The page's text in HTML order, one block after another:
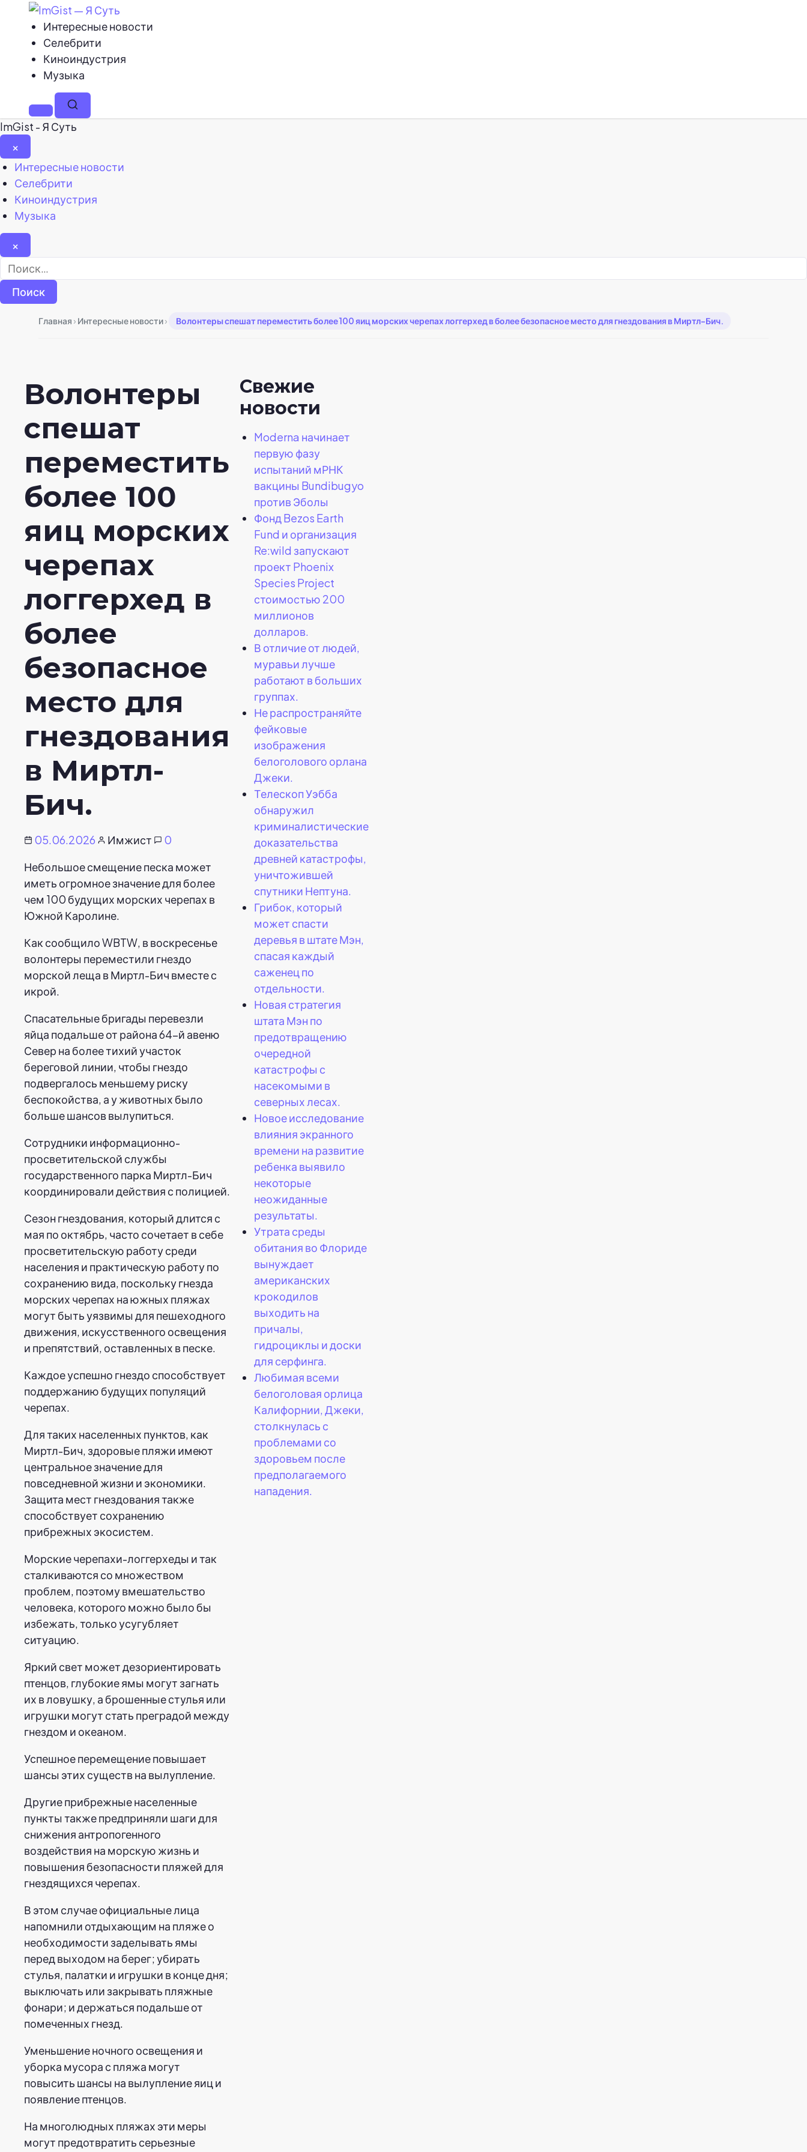
Интересные новости
Селебрити
Киноиндустрия
Музыка
МенюПоиск
ImGist - Я Суть
×
Закрыть
меню
Интересные новости
Селебрити
Киноиндустрия
Музыка
×
Найти:
Главная › Интересные новости› Волонтеры спешат переместить более 100 яиц морских черепах логгерхед в более безопасное место для гнездования в Миртл-Бич.
Волонтеры
спешат
переместить
более 100
яиц морских
черепах
логгерхед в
более
безопасное
место для
гнездования
в Миртл-
Бич.
05.06.2026 Имжист
0
Небольшое смещение песка может
иметь огромное значение для более
чем 100 будущих морских черепах в
Южной Каролине.
Как сообщило WBTW, в воскресенье
волонтеры переместили гнездо
морской леща в Миртл-Бич вместе с
икрой.
Спасательные бригады перевезли
яйца подальше от района 64-й авеню
Север на более тихий участок
береговой линии, чтобы гнездо
подвергалось меньшему риску
беспокойства, а у животных было
больше шансов вылупиться.
Сотрудники информационно-
просветительской службы
государственного парка Миртл-Бич
координировали действия с полицией.
Сезон гнездования, который длится с
мая по октябрь, часто сочетает в себе
просветительскую работу среди
населения и практическую работу по
сохранению вида, поскольку гнезда
морских черепах на южных пляжах
могут быть уязвимы для пешеходного
движения, искусственного освещения
и препятствий, оставленных в песке.
Каждое успешно гнездо способствует
поддержанию будущих популяций
черепах.
Для таких населенных пунктов, как
Миртл-Бич, здоровые пляжи имеют
центральное значение для
повседневной жизни и экономики.
Защита мест гнездования также
способствует сохранению
прибрежных экосистем.
Морские черепахи-логгерхеды и так
сталкиваются со множеством
проблем, поэтому вмешательство
человека, которого можно было бы
избежать, только усугубляет
ситуацию.
Яркий свет может дезориентировать
птенцов, глубокие ямы могут загнать
их в ловушку, а брошенные стулья или
игрушки могут стать преградой между
гнездом и океаном.
Успешное перемещение повышает
шансы этих существ на вылупление.
Другие прибрежные населенные
пункты также предприняли шаги для
снижения антропогенного
воздействия на морскую жизнь и
повышения безопасности пляжей для
гнездящихся черепах.
В этом случае официальные лица
напомнили отдыхающим на пляже о
необходимости заделывать ямы
перед выходом на берег; убирать
стулья, палатки и игрушки в конце дня;
выключать или закрывать пляжные
фонари; и держаться подальше от
помеченных гнезд.
Уменьшение ночного освещения и
уборка мусора с пляжа могут
повысить шансы на вылупление яиц и
появление птенцов.
На многолюдных пляжах эти меры
могут предотвратить серьезные
Свежие
новости
Moderna начинает
первую фазу
испытаний мРНК
вакцины Bundibugyo
против Эболы
Фонд Bezos Earth
Fund и организация
Re:wild запускают
проект Phoenix
Species Project
стоимостью 200
миллионов
долларов.
В отличие от людей,
муравьи лучше
работают в больших
группах.
Не распространяйте
фейковые
изображения
белоголового орлана
Джеки.
Телескоп Уэбба
обнаружил
криминалистические
доказательства
древней катастрофы,
уничтожившей
спутники Нептуна.
Грибок, который
может спасти
деревья в штате Мэн,
спасая каждый
саженец по
отдельности.
Новая стратегия
штата Мэн по
предотвращению
очередной
катастрофы с
насекомыми в
северных лесах.
Новое исследование
влияния экранного
времени на развитие
ребенка выявило
некоторые
неожиданные
результаты.
Утрата среды
обитания во Флориде
вынуждает
американских
крокодилов
выходить на
причалы,
гидроциклы и доски
для серфинга.
Любимая всеми
белоголовая орлица
Калифорнии, Джеки,
столкнулась с
проблемами со
здоровьем после
предполагаемого
нападения.